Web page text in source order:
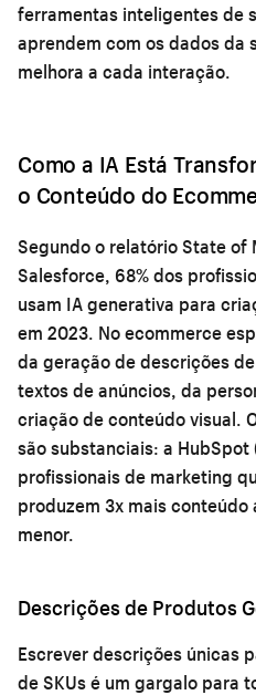
ferramentas inteligentes de
aprendem com os dados da
melhora a cada interação.
Como a IA Está
o Conteúdo do
Segundo o relatório State of
Salesforce, 68% dos
usam IA generativa para
em 2023. No ecommerce
da geração de descrições
textos de anúncios, da
criação de conteúdo visual.
são substanciais: a
profissionais de marketing
produzem 3x mais
menor.
Descrições de Produtos
Escrever descrições únicas
de SKUs é um gargalo para